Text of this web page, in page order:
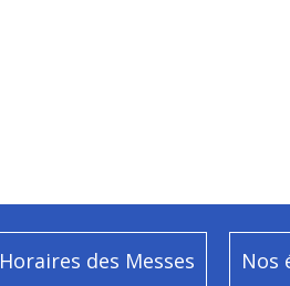
Horaires des Messes Nos